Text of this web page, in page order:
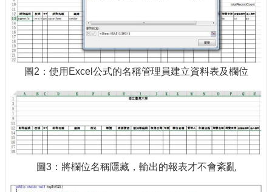
務
專
題
報
技
術
論
壇
產
欄
圖2：使用Excel公式的名稱管理員建立資料表及欄位
圖3：將欄位名稱隱藏，輸出的報表才不會紊亂